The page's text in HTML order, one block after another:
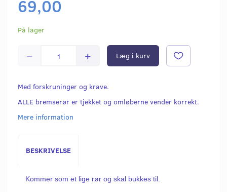
69,00
På lager
Læg i kurv
Med forskruninger og krave.
ALLE bremserør er tjekket og omløberne vender korrekt.
Mere information
BESKRIVELSE
Kommer som et lige rør og skal bukkes til.